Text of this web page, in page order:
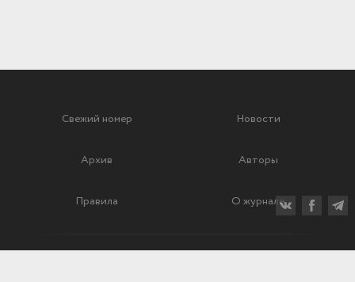
Свежий номер Новости
Архив Авторы
Правила О журнале